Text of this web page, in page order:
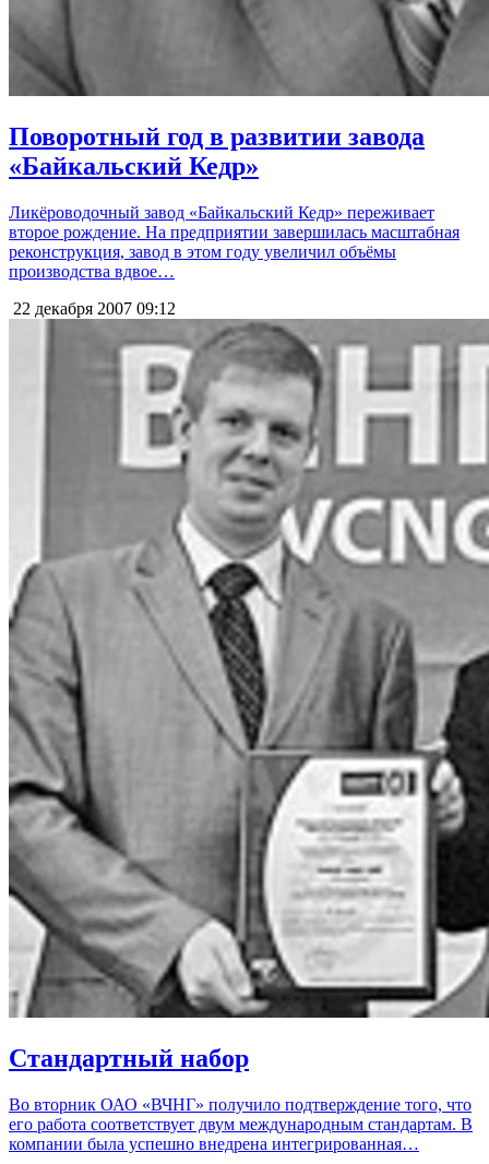
Поворотный год в развитии завода
«Байкальский Кедр»
Ликёроводочный завод «Байкальский Кедр» переживает
второе рождение. На предприятии завершилась масштабная
реконструкция, завод в этом году увеличил объёмы
производства вдвое…
22 декабря 2007 09:12
Стандартный набор
Во вторник ОАО «ВЧНГ» получило подтверждение того, что
его работа соответствует двум международным стандартам. В
компании была успешно внедрена интегрированная…